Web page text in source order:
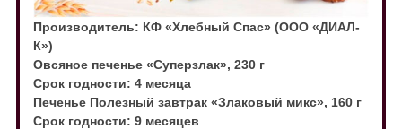
Производитель: КФ «Хлебный Спас» (ООО «ДИАЛ-
К»)
Овсяное печенье «Суперзлак», 230 г
Срок годности: 4 месяца
Печенье Полезный завтрак «Злаковый микс», 160 г
Срок годности: 9 месяцев